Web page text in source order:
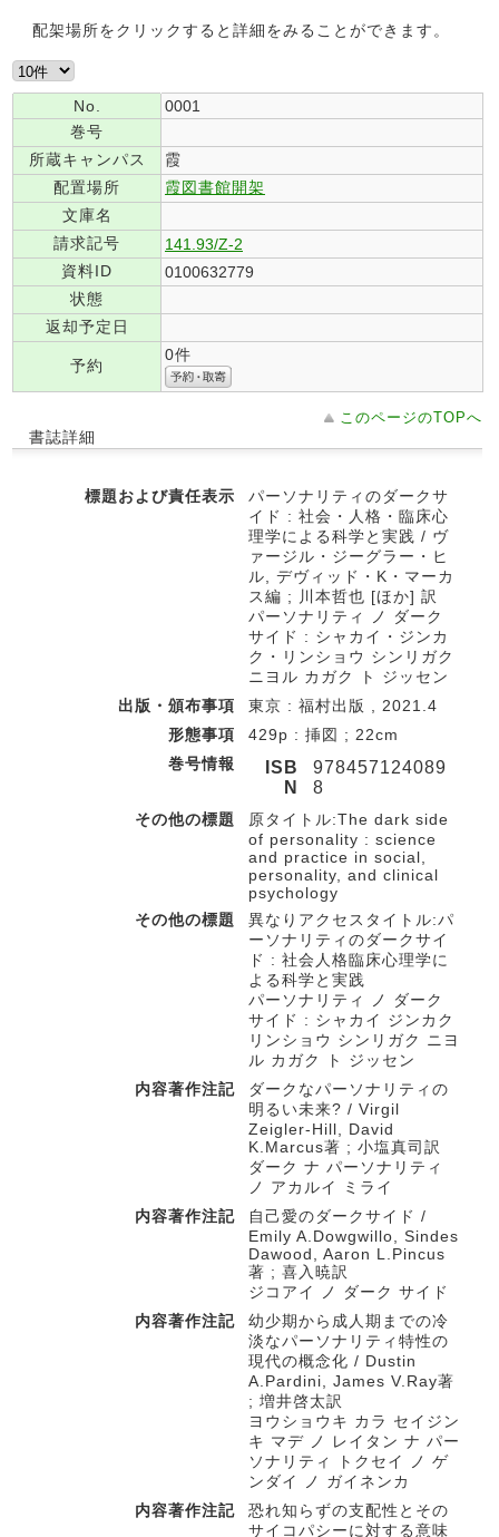
配架場所をクリックすると詳細をみることができます。
No.
0001
巻号
所蔵キャンパス
霞
配置場所
霞図書館開架
文庫名
請求記号
141.93/Z-2
資料ID
0100632779
状態
返却予定日
予約
0件
このページのTOPへ
書誌詳細
標題および責任表示
パーソナリティのダークサ
イド : 社会・人格・臨床心
理学による科学と実践 / ヴ
ァージル・ジーグラー・ヒ
ル, デヴィッド・K・マーカ
ス編 ; 川本哲也 [ほか] 訳
パーソナリティ ノ ダーク
サイド : シャカイ・ジンカ
ク・リンショウ シンリガク
ニヨル カガク ト ジッセン
出版・頒布事項
東京 : 福村出版 , 2021.4
形態事項
429p : 挿図 ; 22cm
巻号情報
ISB
N
978457124089
8
その他の標題
原タイトル:The dark side
of personality : science
and practice in social,
personality, and clinical
psychology
その他の標題
異なりアクセスタイトル:パ
ーソナリティのダークサイ
ド : 社会人格臨床心理学に
よる科学と実践
パーソナリティ ノ ダーク
サイド : シャカイ ジンカク
リンショウ シンリガク ニヨ
ル カガク ト ジッセン
内容著作注記
ダークなパーソナリティの
明るい未来? / Virgil
Zeigler-Hill, David
K.Marcus著 ; 小塩真司訳
ダーク ナ パーソナリティ
ノ アカルイ ミライ
内容著作注記
自己愛のダークサイド /
Emily A.Dowgwillo, Sindes
Dawood, Aaron L.Pincus
著 ; 喜入暁訳
ジコアイ ノ ダーク サイド
内容著作注記
幼少期から成人期までの冷
淡なパーソナリティ特性の
現代の概念化 / Dustin
A.Pardini, James V.Ray著
; 増井啓太訳
ヨウショウキ カラ セイジン
キ マデ ノ レイタン ナ パー
ソナリティ トクセイ ノ ゲ
ンダイ ノ ガイネンカ
内容著作注記
恐れ知らずの支配性とその
サイコパシーに対する意味